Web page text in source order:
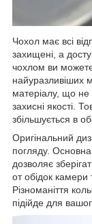
Чохол має всі
захищені, а
чохлом ви
найуразливіших
матеріалу, що не
захисні якості.
збільшується в
Оригінальний
погляду.
дозволяє
от обідок камери
Різноманіття
підійде для